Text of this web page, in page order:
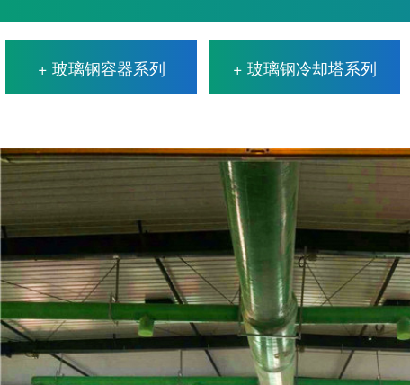
+ 玻璃钢容器系列 + 玻璃钢冷却塔系列